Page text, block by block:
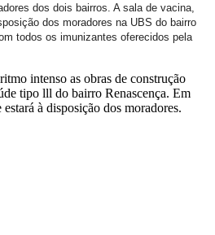
dos dois bairros. A sala de vacina,
dos moradores na UBS do bairro
todos os imunizantes oferecidos pela
intenso as obras de construção
tipo lll do bairro Renascença. Em
à disposição dos moradores.